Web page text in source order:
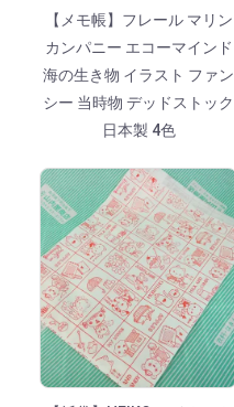
【メモ帳】フレール マリン
カンパニー エコーマインド
海の生き物 イラスト ファン
シー 当時物 デッドストック
日本製 4色